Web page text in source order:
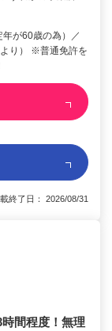
が60歳の為）／
り） ※普通免許を
終了日： 2026/08/31
間程度！無理